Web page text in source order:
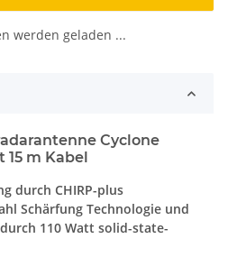
werden geladen ...
Cyclone
15 m Kabel
durch CHIRP-plus
Schärfung Technologie und
110 Watt solid-state-